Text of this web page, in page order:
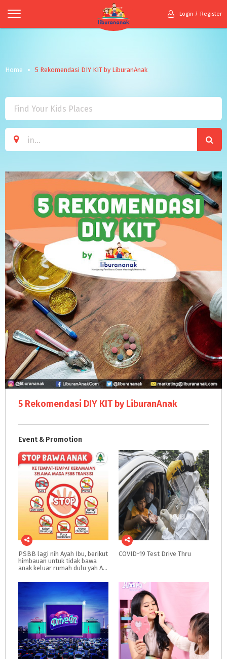
Login Register
Home 5 Rekomendasi DIY KIT by LiburanAnak
5 Rekomendasi DIY KIT by LiburanAnak
Event & Promotion
PSBB lagi nih Ayah Ibu, berikut
himbauan untuk tidak bawa
anak keluar rumah dulu yah Ayah Ibu
COVID-19 Test Drive Thru